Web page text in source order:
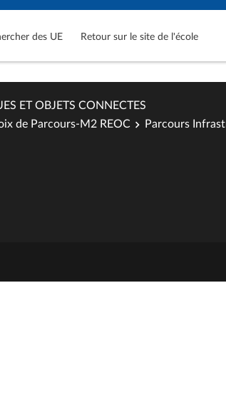
des UE Retour sur le site de l'école
ET OBJETS CONNECTES
de Parcours-M2 REOC
Parcours